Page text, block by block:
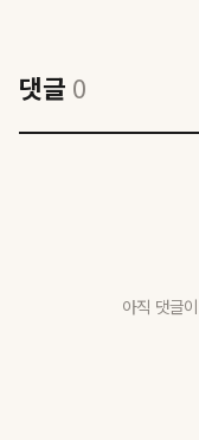
댓글 0
아직 댓글